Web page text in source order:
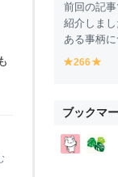
前回の記
紹介しまし
ある事柄
y
o
w
266
o
ブックマ